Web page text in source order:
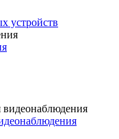
устройств